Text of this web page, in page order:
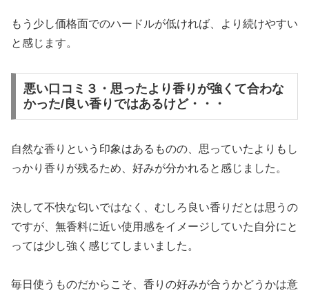
もう少し価格面でのハードルが低ければ、より続けやすい
と感じます。
悪い口コミ３・思ったより香りが強くて合わな
かった/良い香りではあるけど・・・
自然な香りという印象はあるものの、思っていたよりもし
っかり香りが残るため、好みが分かれると感じました。
決して不快な匂いではなく、むしろ良い香りだとは思うの
ですが、無香料に近い使用感をイメージしていた自分にと
っては少し強く感じてしまいました。
毎日使うものだからこそ、香りの好みが合うかどうかは意